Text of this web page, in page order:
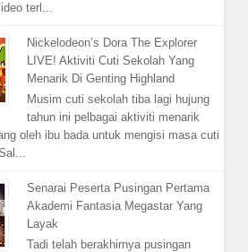
terl...
Nickelodeon’s Dora The Explorer
LIVE! Aktiviti Cuti Sekolah Yang
Menarik Di Genting Highland
Musim cuti sekolah tiba lagi hujung
tahun ini pelbagai aktiviti menarik
oleh ibu bada untuk mengisi masa cuti
Senarai Peserta Pusingan Pertama
Akademi Fantasia Megastar Yang
Layak
Tadi telah berakhirnya pusingan